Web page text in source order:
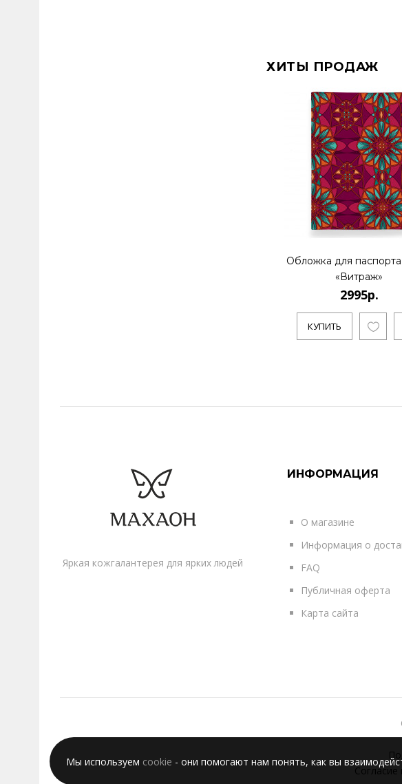
ХИТЫ ПРОДАЖ
Обложка для
«Витраж»
2995р.
КУПИТЬ
Яркая кожгалантерея для ярких людей
ИНФОРМАЦИЯ
О магазине
Информация о
FAQ
Публичная оферта
Карта сайта
Мы используем cookie - они помогают нам понять, как вы